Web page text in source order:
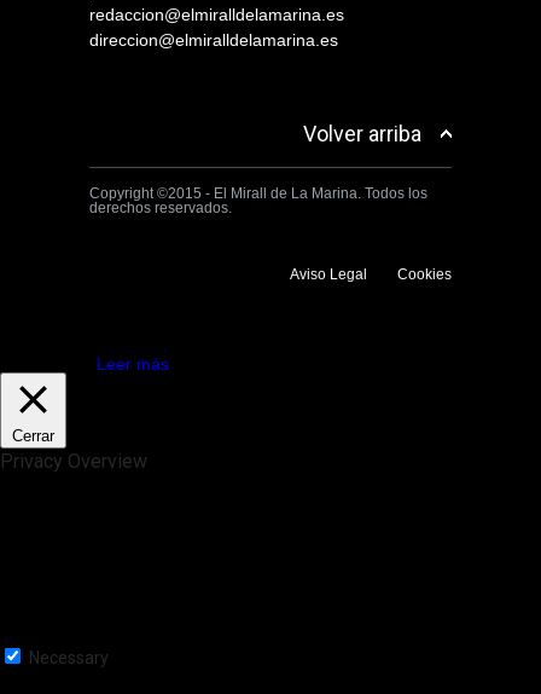
redaccion@elmiralldelamarina.es
direccion@elmiralldelamarina.es
Volver arriba
Copyright ©2015 - El Mirall de La Marina. Todos los
derechos reservados.
Aviso Legal Cookies
Leer más
Cerrar
Privacy Overview
Necessary